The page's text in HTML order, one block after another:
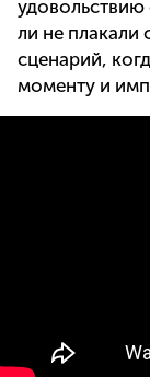
удовольствию
ли не
сценарий,
моменту и